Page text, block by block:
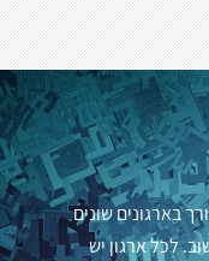
בארגונים שונים
לכל ארגון יש